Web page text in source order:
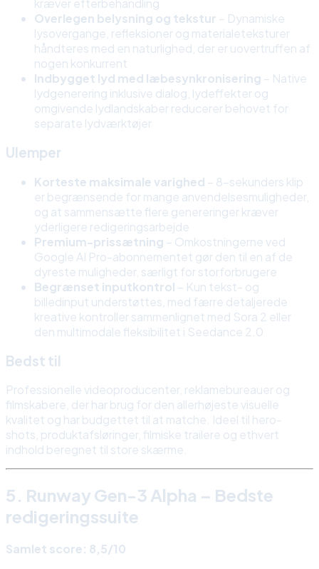
kræver efterbehandling
Overlegen belysning og tekstur – Dynamiske
lysovergange, refleksioner og materialeteksturer
håndteres med en naturlighed, der er uovertruffen af
nogen konkurrent
Indbygget lyd med læbesynkronisering – Native
lydgenerering inklusive dialog, lydeffekter og
omgivende lydlandskaber reducerer behovet for
separate lydværktøjer
Ulemper
Korteste maksimale varighed – 8-sekunders klip
er begrænsende for mange anvendelsesmuligheder,
og at sammensætte flere genereringer kræver
yderligere redigeringsarbejde
Premium-prissætning – Omkostningerne ved
Google AI Pro-abonnementet gør den til en af de
dyreste muligheder, særligt for storforbrugere
Begrænset inputkontrol – Kun tekst- og
billedinput understøttes, med færre detaljerede
kreative kontroller sammenlignet med Sora 2 eller
den multimodale fleksibilitet i Seedance 2.0
Bedst til
Professionelle videoproducenter, reklamebureauer og
filmskabere, der har brug for den allerhøjeste visuelle
kvalitet og har budgettet til at matche. Ideel til hero-
shots, produktafsløringer, filmiske trailere og ethvert
indhold beregnet til store skærme.
5. Runway Gen-3 Alpha – Bedste
redigeringssuite
Samlet score: 8,5/10